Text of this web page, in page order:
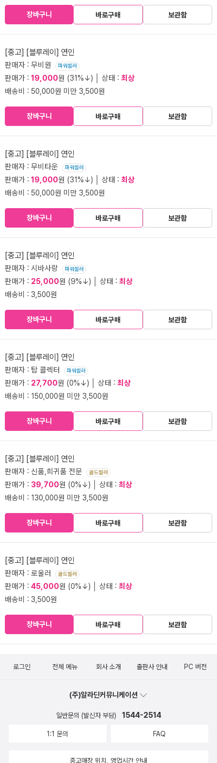
장바구니 바로구매 보관함
[중고] [블루레이] 연인
판매자 : 무비원 파워셀러
판매가 : 19,000원 (31%↓) │ 상태 : 최상
배송비 : 50,000원 미만 3,500원
장바구니 바로구매 보관함
[중고] [블루레이] 연인
판매자 : 무비타운 파워셀러
판매가 : 19,000원 (31%↓) │ 상태 : 최상
배송비 : 50,000원 미만 3,500원
장바구니 바로구매 보관함
[중고] [블루레이] 연인
판매자 : 시바사랑 파워셀러
판매가 : 25,000원 (9%↓) │ 상태 : 최상
배송비 : 3,500원
장바구니 바로구매 보관함
[중고] [블루레이] 연인
판매자 : 탑 콜렉터 파워셀러
판매가 : 27,700원 (0%↓) │ 상태 : 최상
배송비 : 150,000원 미만 3,500원
장바구니 바로구매 보관함
[중고] [블루레이] 연인
판매자 : 신품,희귀품 전문 골드셀러
판매가 : 39,700원 (0%↓) │ 상태 : 최상
배송비 : 130,000원 미만 3,500원
장바구니 바로구매 보관함
[중고] [블루레이] 연인
판매자 : 로울러 골드셀러
판매가 : 45,000원 (0%↓) │ 상태 : 최상
배송비 : 3,500원
장바구니 바로구매 보관함
로그인 전체 메뉴 회사 소개 출판사 안내 PC 버전
(주)알라딘커뮤니케이션
일반문의 (발신자 부담) 1544-2514
1:1 문의 FAQ
중고매장 위치, 영업시간 안내